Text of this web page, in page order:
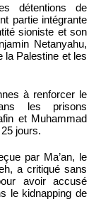
détentions de
partie intégrante
sioniste et son
Netanyahu,
la Palestine et les
à renforcer le
les prisons
et Muhammad
jours.
par Ma’an, le
a critiqué sans
avoir accusé
le kidnapping de